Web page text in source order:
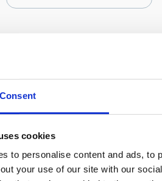
Consent
cookies
to personalise content and ads, to
your use of our site with our